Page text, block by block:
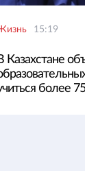
15:19
Казахстане
более